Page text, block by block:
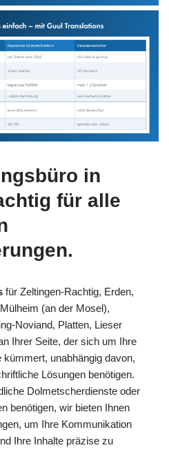
in
für alle
für Zeltingen-Rachtig, Erden,
(an der Mosel),
Noviand, Platten, Lieser
Ihrer Seite, der sich um Ihre
unabhängig davon,
Lösungen benötigen.
Dolmetscherdienste oder
benötigen, wir bieten Ihnen
um Ihre Kommunikation
Ihre Inhalte präzise zu